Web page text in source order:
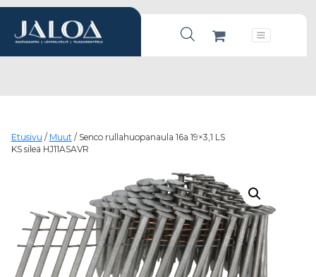
Products search
Päävalikko
Etusivu / Muut/ Senco rullahuopanaula 16a 19×3,1 LS
KS sileä HJ11ASAVR